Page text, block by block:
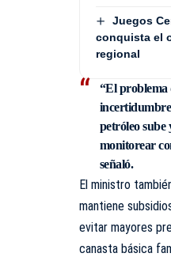
Juegos
conquista el
regional
“El problema
petróleo sube
monitorear
señaló.
El ministro
mantiene
evitar mayores
canasta básica